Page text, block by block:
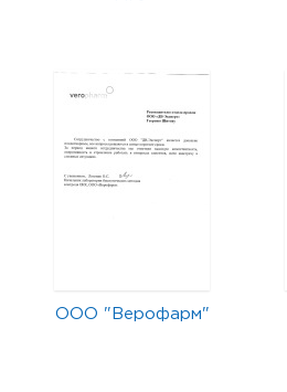
ООО "Верофарм"